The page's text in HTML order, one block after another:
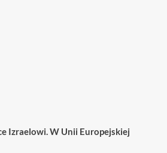
Izraelowi. W Unii Europejskiej